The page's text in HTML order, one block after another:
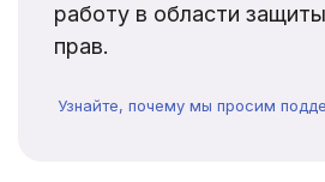
работу в области
прав.
Узнайте, почему мы просим